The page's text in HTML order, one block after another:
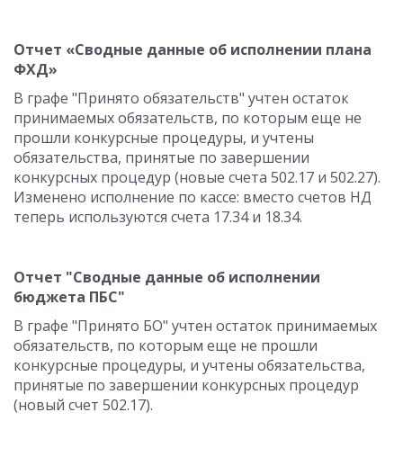
Отчет «Сводные данные об исполнении плана
ФХД»
В графе "Принято обязательств" учтен остаток
принимаемых обязательств, по которым еще не
прошли конкурсные процедуры, и учтены
обязательства, принятые по завершении
конкурсных процедур (новые счета 502.17 и 502.27).
Изменено исполнение по кассе: вместо счетов НД
теперь используются счета 17.34 и 18.34.
Отчет "Сводные данные об исполнении
бюджета ПБС"
В графе "Принято БО" учтен остаток принимаемых
обязательств, по которым еще не прошли
конкурсные процедуры, и учтены обязательства,
принятые по завершении конкурсных процедур
(новый счет 502.17).